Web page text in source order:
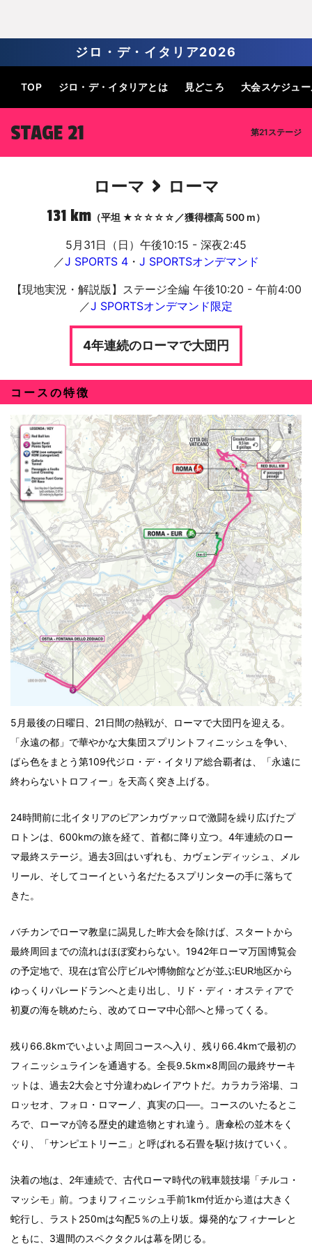
ジロ・デ・イタリア2026
TOP ジロ・デ・ イタリアとは 見どころ 大会スケジュ
STAGE 21 第21ステージ
ローマ > ローマ
131 km （平坦 ★☆☆☆☆／獲得標高 500 m）
5月31日（日）午後10:15 - 深夜2:45
／J SPORTS 4・ J SPORTSオンデマンド
【現地実況・解説版】ステージ全編 午後10:20 - 午前4:00
／J SPORTSオンデマンド限定
4年連続のローマで大団円
コースの特徴
5月最後の日曜日、21日間の熱戦が、ローマで大団円を迎える。
「永遠の都」で華やかな大集団スプリントフィニッシュを争い、
ばら色をまとう第109代ジロ・デ・イタリア総合覇者は、「永遠に
終わらないトロフィー」を天高く突き上げる。
24時間前に北イタリアのピアンカヴァッロで激闘を繰り広げたプ
ロトンは、600kmの旅を経て、首都に降り立つ。4年連続のロー
マ最終ステージ。過去3回はいずれも、カヴェンディッシュ、メル
リール、そしてコーイという名だたるスプリンターの手に落ちて
きた。
バチカンでローマ教皇に謁見した昨大会を除けば、スタートから
最終周回までの流れはほぼ変わらない。1942年ローマ万国博覧会
の予定地で、現在は官公庁ビルや博物館などが並ぶEUR地区から
ゆっくりパレードランへと走り出し、リド・ディ・オスティアで
初夏の海を眺めたら、改めてローマ中心部へと帰ってくる。
残り66.8kmでいよいよ周回コースへ入り、残り66.4kmで最初の
フィニッシュラインを通過する。全長9.5km×8周回の最終サーキ
ットは、過去2大会と寸分違わぬレイアウトだ。カラカラ浴場、コ
ロッセオ、フォロ・ロマーノ、真実の口──。コースのいたるとこ
ろで、ローマが誇る歴史的建造物とすれ違う。唐傘松の並木をく
ぐり、「サンピエトリーニ」と呼ばれる石畳を駆け抜けていく。
決着の地は、2年連続で、古代ローマ時代の戦車競技場「チルコ・
マッシモ」前。つまりフィニッシュ手前1km付近から道は大きく
蛇行し、ラスト250mは勾配5％の上り坂。爆発的なフィナーレと
ともに、3週間のスペクタクルは幕を閉じる。